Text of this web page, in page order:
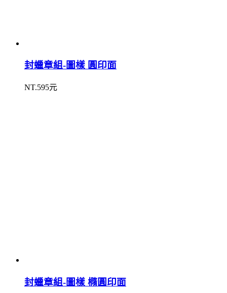
封蠟章組-圖樣 圓印面
NT.595元
封蠟章組-圖樣 橢圓印面